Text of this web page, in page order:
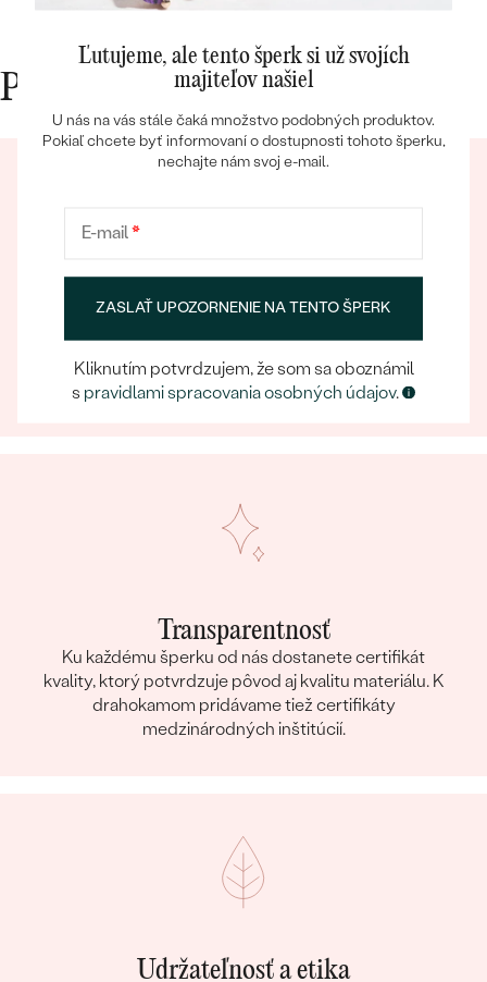
Bestsellery
OBJAVIŤ
Prečo nakupovať v Eppi
Eppický zážitok
Pri nakupovaní online aj osobne sa môžete spoľahnúť
na náš tím, ktorý sa postará o to, aby už samotný
výber šperku bol eppickým zážitkom.
Transparentnosť
Ku každému šperku od nás dostanete certifikát
kvality, ktorý potvrdzuje pôvod aj kvalitu materiálu. K
drahokamom pridávame tiež certifikáty
medzinárodných inštitúcií.
Udržateľnosť a etika
Ľutujeme, ale tento šperk si už svojích
majiteľov našiel
U nás na vás stále čaká množstvo podobných produktov.
Pokiaľ chcete byť informovaní o dostupnosti tohoto šperku,
nechajte nám svoj e-mail.
E-mail*
ZASLAŤ UPOZORNENIE NA TENTO ŠPERK
Kliknutím potvrdzujem, že som sa oboznámil
s pravidlami spracovania osobných údajov.